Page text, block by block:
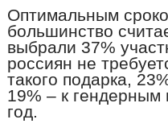
Оптимальным
большинство
выбрали 37%
россиян не
такого подарка,
19% – к
год.